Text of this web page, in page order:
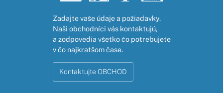
Zadajte vaše údaje a požiadavky.
Naši obchodníci vás kontaktujú,
a zodpovedia všetko čo potrebujete
v čo najkratšom čase.
Kontaktujte OBCHOD